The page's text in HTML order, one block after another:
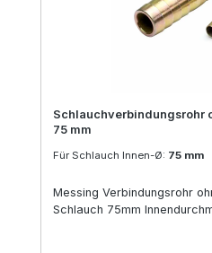
Schlauchverbindungsrohr
75 mm
Für Schlauch Innen-Ø: 75 mm
Messing Verbindungsrohr
Schlauch 75mm